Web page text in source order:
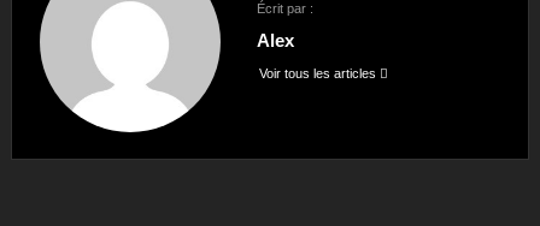
Écrit par :
Alex
Voir tous les articles